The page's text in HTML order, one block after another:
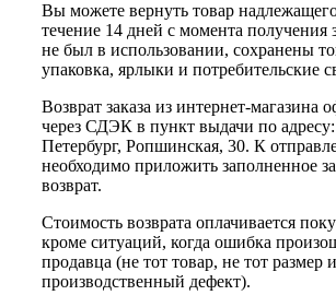
Вы можете вернуть товар надлежащего
течение 14 дней с момента получения
не был в использовании, сохранены
упаковка, ярлыки и потребительские
Возврат заказа из интернет-магазина
через СДЭК в пункт выдачи по
Петербург, Ропшинская, 30. К
необходимо приложить заполненное
возврат.
Стоимость возврата оплачивается
кроме ситуаций, когда ошибка
продавца (не тот товар, не тот размер
производственный дефект).